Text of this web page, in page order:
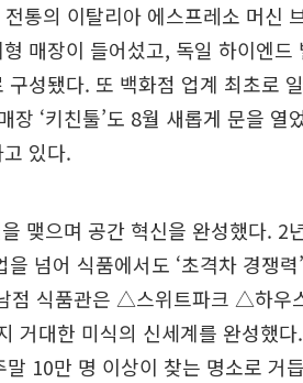
통의 이탈리아 에스프레소 머신
매장이 들어섰고, 독일 하이엔드
구성됐다. 또 백화점 업계 최초로
장 ‘키친툴’도 8월 새롭게 문을 열
있다.
맺으며 공간 혁신을 완성했다. 2
넘어 식품에서도 ‘초격차 경쟁력
점 식품관은 △스위트파크 △하우
대한 미식의 신세계를 완성했다
10만 명 이상이 찾는 명소로 거